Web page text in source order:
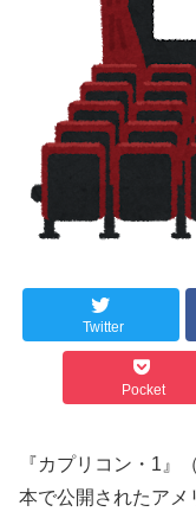
Twitter
Pocket
『カプリコン・1』
本で公開されたアメ